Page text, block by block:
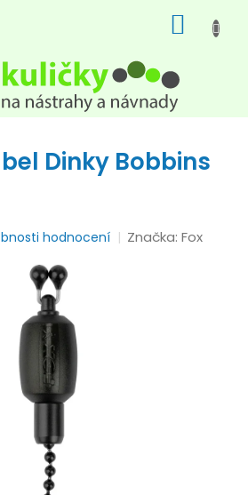
KOŠÍK
Dinky Bobbins
hodnocení Značka:Fox